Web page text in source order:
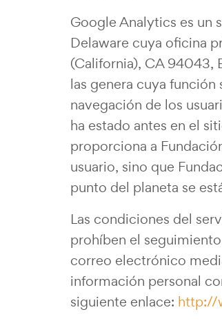
Google Analytics es un
Delaware cuya oficina
(California), CA 94043,
las genera cuya
navegación de los
ha estado antes en el
proporciona a
usuario, sino que
punto del planeta se
Las condiciones del
prohíben el
correo electrónico
información personal
siguiente enlace: http://